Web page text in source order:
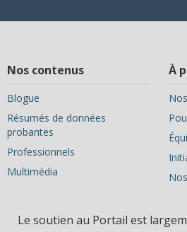
Nos contenus
Blogue
Résumés de données
probantes
Professionnels
Multimédia
À
Le soutien au Portail est